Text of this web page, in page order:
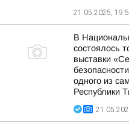
21.05.2025,
В
состоялось
выставки
одного из
Республики